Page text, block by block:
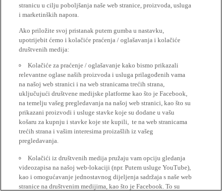
stranicu u cilju poboljšanja naše web stranice, proizvoda, usluga
i marketinških napora.
Ako priložite svoj pristanak putem gumba u nastavku,
upotrijebit ćemo i kolačiće praćenja / oglašavanja i kolačiće
društvenih medija:
Kolačiće za praćenje / oglašavanje kako bismo prikazali
relevantne oglase naših proizvoda i usluga prilagođenih vama
na našoj web stranici i na web stranicama trećih strana,
uključujući društvene medijske platforme kao što je Facebook,
na temelju vašeg pregledavanja na našoj web stranici, kao što su
prikazani proizvodi i usluge stavke koje su dodane u vašu
košaru za kupnju i stavke koje ste kupili, te na web stranicama
trećih strana i vašim interesima proizašlih iz vašeg
pregledavanja.
Kolačići iz društvenih medija pružaju vam opciju gledanja
videozapisa na našoj web-lokaciji (npr. Putem usluge YouTube),
kao i omogućavanje jednostavnog dijeljenja sadržaja s naše web
stranice na društvenim medijima, kao što je Facebook. To su